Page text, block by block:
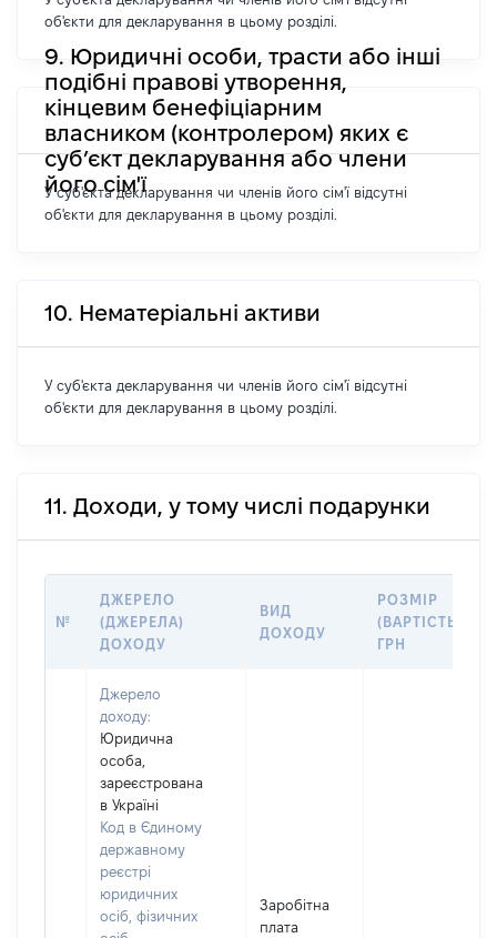
об'єкти для декларування в цьому розділі.
9. Юридичні особи, трасти або інші
подібні правові утворення,
кінцевим бенефіціарним
власником (контролером) яких є
суб’єкт декларування або члени
його сім'ї
У суб'єкта декларування чи членів його сім'ї відсутні
об'єкти для декларування в цьому розділі.
10. Нематеріальні активи
У суб'єкта декларування чи членів його сім'ї відсутні
об'єкти для декларування в цьому розділі.
11. Доходи, у тому числі подарунки
№
ДЖЕРЕЛО
(ДЖЕРЕЛА)
ДОХОДУ
ВИД
ДОХОДУ
РОЗМІР
(ВАРТІСТЬ),
ГРН
Джерело
доходу:
Юридична
особа,
зареєстрована
в Україні
Код в Єдиному
державному
реєстрі
юридичних
осіб, фізичних
Заробітна
плата